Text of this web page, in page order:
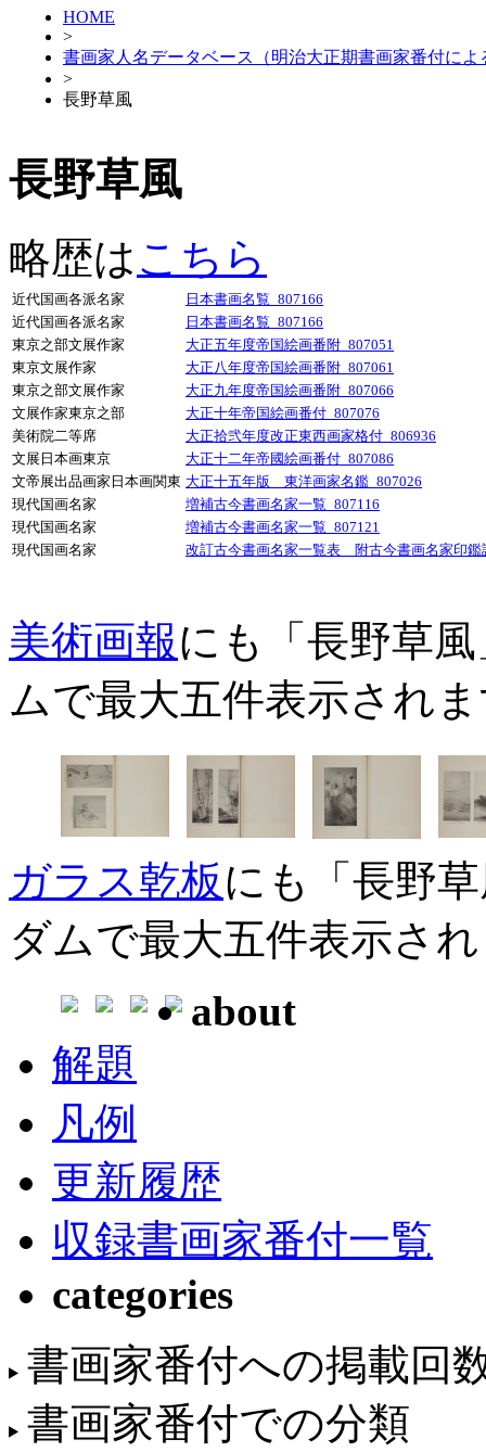
HOME
>
書画家人名データベース（明治大正期書画家番付によ
>
長野草風
長野草風
略歴はこちら
近代国画各派名家
日本書画名覧_807166
近代国画各派名家
日本書画名覧_807166
東京之部文展作家
大正五年度帝国絵画番附_807051
東京文展作家
大正八年度帝国絵画番附_807061
東京之部文展作家
大正九年度帝国絵画番附_807066
文展作家東京之部
大正十年帝国絵画番付_807076
美術院二等席
大正拾弐年度改正東西画家格付_806936
文展日本画東京
大正十二年帝國絵画番付_807086
文帝展出品画家日本画関東 大正十五年版 東洋画家名鑑_807026
現代国画名家
増補古今書画名家一覧_807116
現代国画名家
増補古今書画名家一覧_807121
現代国画名家
改訂古今書画名家一覧表 附古今書画名家印鑑
美術画報にも「長野草
ムで最大五件表示され
ガラス乾板にも「長野
ダムで最大五件表示さ
about
解題
凡例
更新履歴
収録書画家番付一覧
categories
書画家番付への掲載回
書画家番付での分類